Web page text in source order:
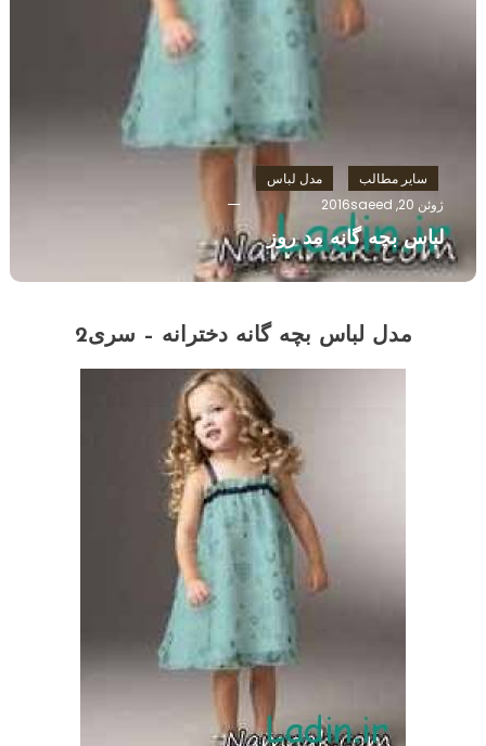
سایر مطالب
مدل لباس
ژوئن 20, 2016
saeed
لباس بچه گانه مد روز
مدل لباس بچه گانه دخترانه – سری2